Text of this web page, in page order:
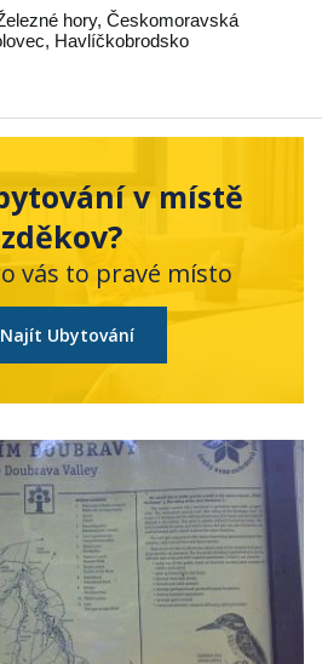
hory, Českomoravská
, Havlíčkobrodsko
v místě
vás to pravé místo
Najít Ubytování